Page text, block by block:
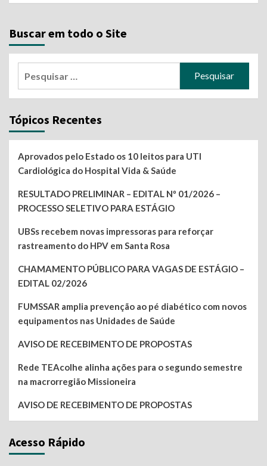
Buscar em todo o Site
Tópicos Recentes
Aprovados pelo Estado os 10 leitos para UTI
Cardiológica do Hospital Vida & Saúde
RESULTADO PRELIMINAR – EDITAL Nº 01/2026 –
PROCESSO SELETIVO PARA ESTÁGIO
UBSs recebem novas impressoras para reforçar
rastreamento do HPV em Santa Rosa
CHAMAMENTO PÚBLICO PARA VAGAS DE ESTÁGIO –
EDITAL 02/2026
FUMSSAR amplia prevenção ao pé diabético com novos
equipamentos nas Unidades de Saúde
AVISO DE RECEBIMENTO DE PROPOSTAS
Rede TEAcolhe alinha ações para o segundo semestre
na macrorregião Missioneira
AVISO DE RECEBIMENTO DE PROPOSTAS
Acesso Rápido